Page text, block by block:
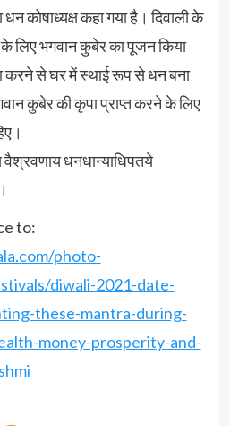
कोषाध्यक्ष कहा गया है। दिवाली के
के लिए भगवान कुबेर का पूजन किया
करने से घर में स्थाई रूप से धन बना
कुबेर की कृपा प्राप्त करने के लिए
धनधान्याधिपतये
to:
photo-
diwali-2021-date-
these-mantra-during-
money-prosperity-and-